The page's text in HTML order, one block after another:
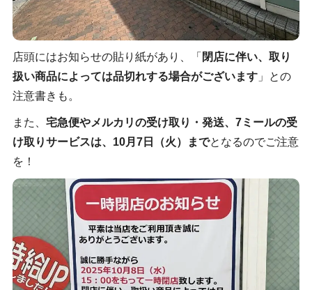
店頭にはお知らせの貼り紙があり、「 閉店に伴い、取り
扱い商品によっては品切れする場合がございます」との
注意書きも。
また、 宅急便やメルカリの受け取り・発送、7ミールの受
け取りサービスは、10月7日（火）までとなるのでご注意
を！